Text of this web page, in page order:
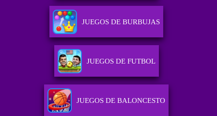
JUEGOS DE BURBUJAS
JUEGOS DE FUTBOL
JUEGOS DE BALONCESTO